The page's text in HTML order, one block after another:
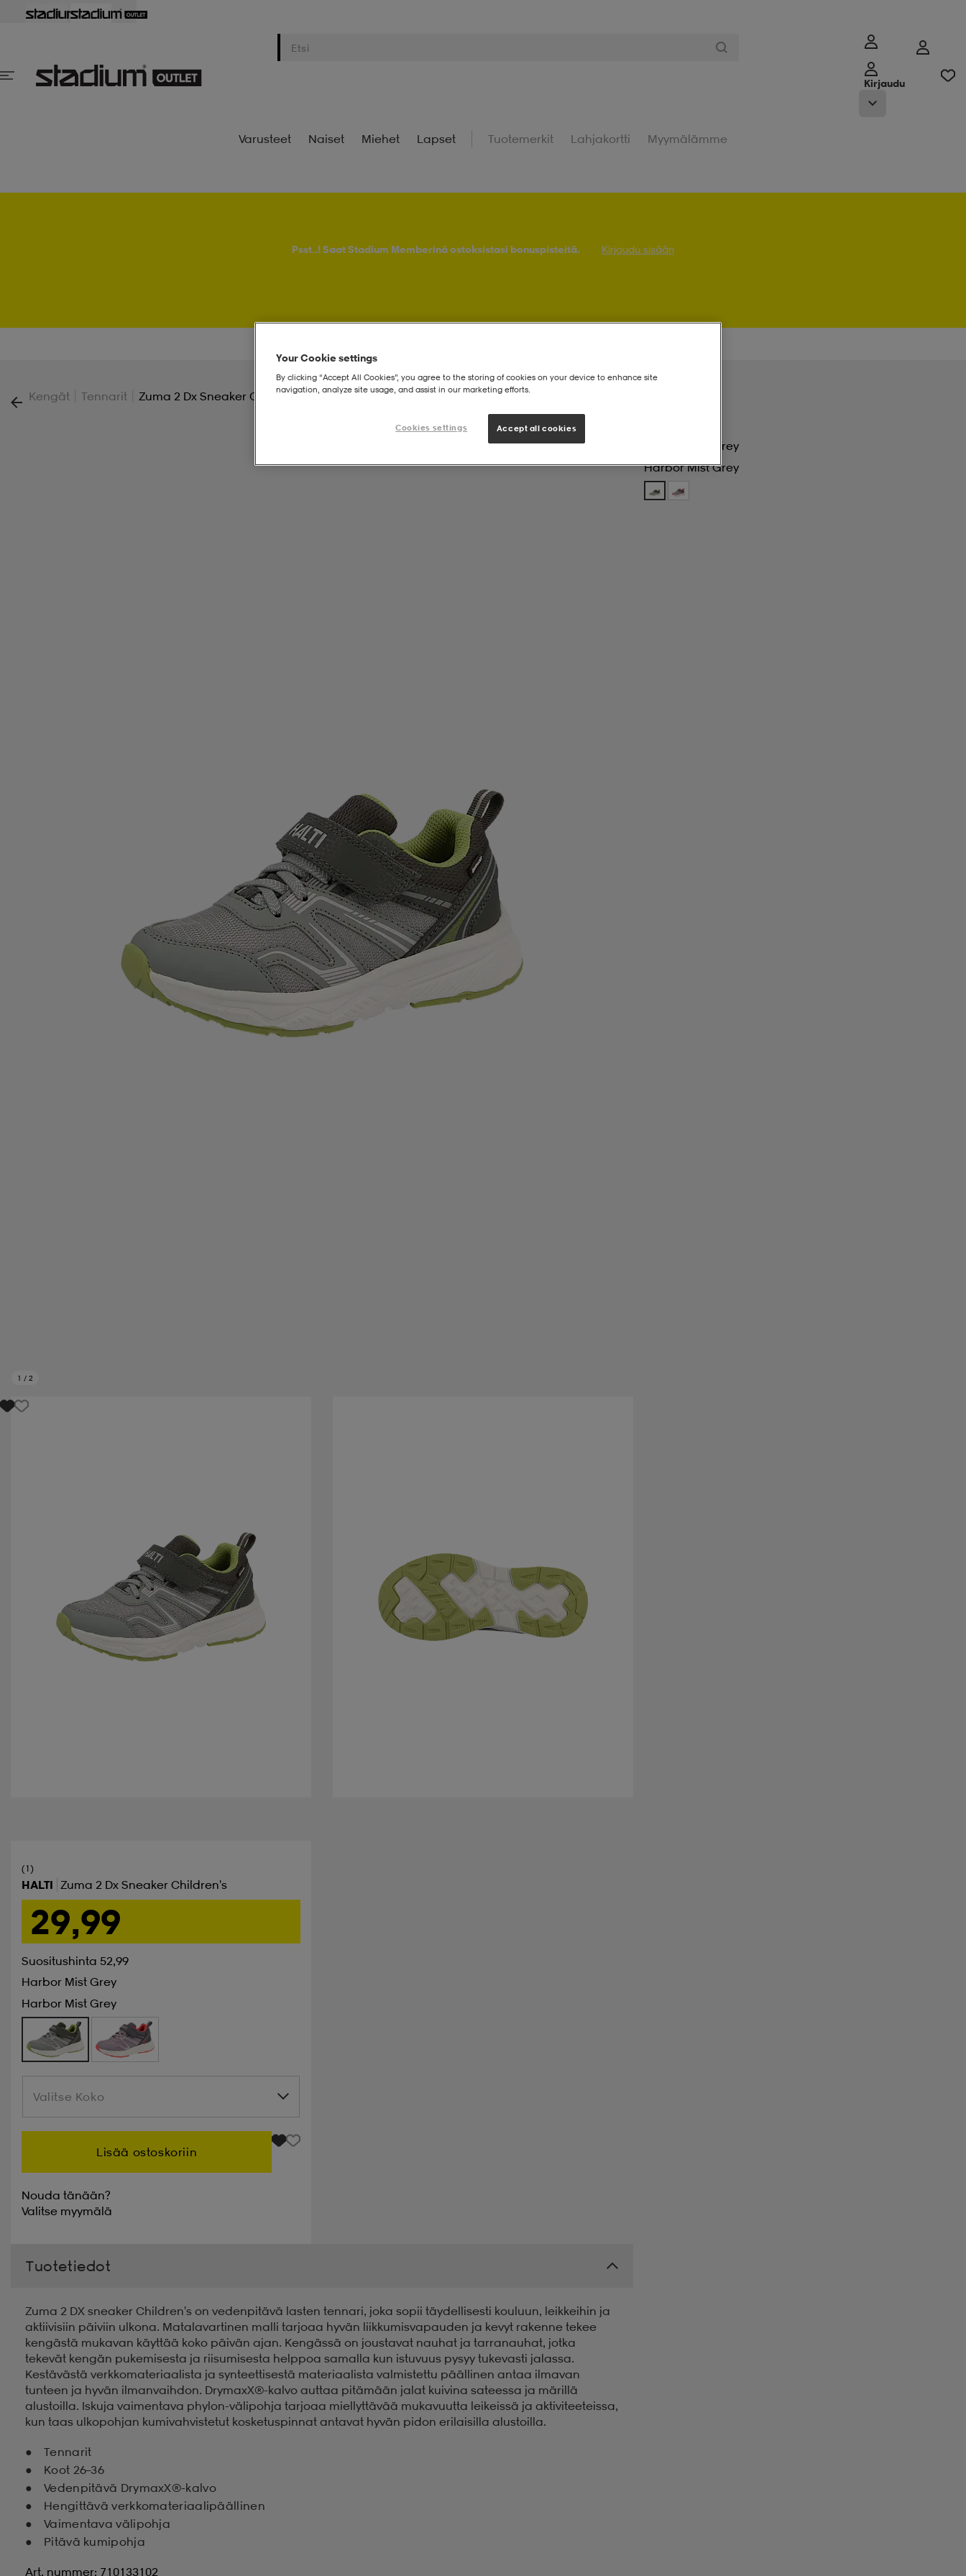
Kirjaudu
Varusteet Naiset Miehet Lapset Tuotemerkit Lahjakortti Myymälämme
Psst..! Saat Stadium Memberinä ostoksistasi bonuspisteitä. Kirjaudu sisään
Kengät Tennarit Zuma 2 Dx Sneaker Children's
1 / 2
Harbor Mist Grey
Harbor Mist Grey
(1)
HALTI Zuma 2 Dx Sneaker Children's
29,99
Suositushinta 52,99
Harbor Mist Grey
Harbor Mist Grey
Valitse Koko
Valitse Koko
Lisää ostoskoriin
Nouda tänään?
Valitse myymälä
Tuotetiedot
Zuma 2 DX sneaker Children's on vedenpitävä lasten tennari, joka sopii täydellisesti kouluun, leikkeihin ja
aktiivisiin päiviin ulkona. Matalavartinen malli tarjoaa hyvän liikkumisvapauden ja kevyt rakenne tekee
kengästä mukavan käyttää koko päivän ajan. Kengässä on joustavat nauhat ja tarranauhat, jotka
tekevät kengän pukemisesta ja riisumisesta helppoa samalla kun istuvuus pysyy tukevasti jalassa.
Kestävästä verkkomateriaalista ja synteettisestä materiaalista valmistettu päällinen antaa ilmavan
tunteen ja hyvän ilmanvaihdon. DrymaxX®-kalvo auttaa pitämään jalat kuivina sateessa ja märillä
alustoilla. Iskuja vaimentava phylon-välipohja tarjoaa miellyttävää mukavuutta leikeissä ja aktiviteeteissa,
kun taas ulkopohjan kumivahvistetut kosketuspinnat antavat hyvän pidon erilaisilla alustoilla.
Tennarit
Koot 26–36
Vedenpitävä DrymaxX®-kalvo
Hengittävä verkkomateriaalipäällinen
Vaimentava välipohja
Pitävä kumipohja
Art. nummer: 710133102
Your Cookie settings
By clicking “Accept All Cookies”, you agree to the storing of cookies on your device to enhance site
navigation, analyze site usage, and assist in our marketing efforts.
Cookies settings Accept all cookies